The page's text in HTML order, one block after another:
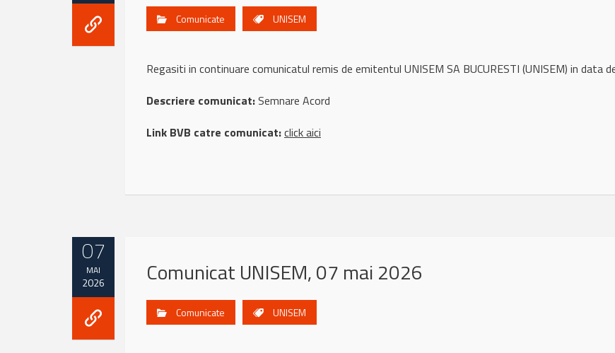
Comunicate UNISEM
Regasiti in continuare comunicatul remis de emitentul UNISEM SA BUCURESTI (UNISEM) in data
Descriere comunicat:Semnare Acord
Link BVB catre comunicat:click aici
07
MAI
2026 Comunicat UNISEM, 07 mai 2026
Comunicate UNISEM